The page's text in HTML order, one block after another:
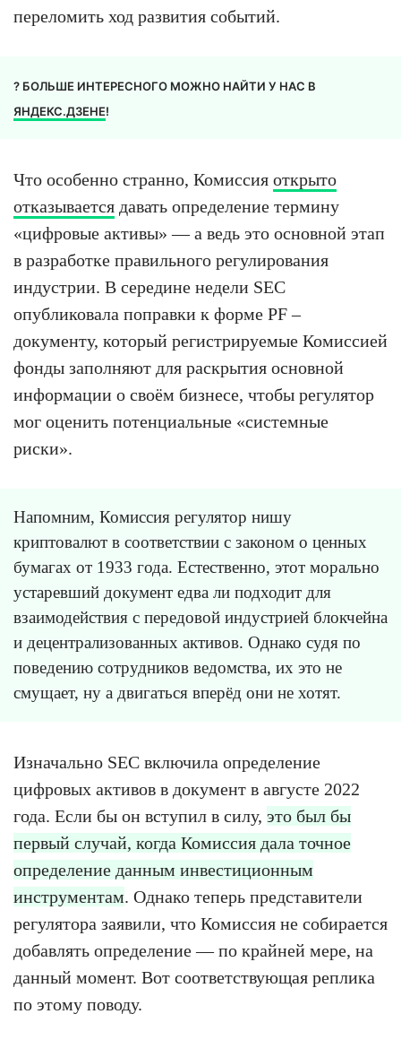
переломить ход развития событий.
? БОЛЬШЕ ИНТЕРЕСНОГО МОЖНО НАЙТИ У НАС В
ЯНДЕКС.ДЗЕНЕ!
Что особенно странно, Комиссия открыто
отказывается давать определение термину
«цифровые активы» — а ведь это основной этап
в разработке правильного регулирования
индустрии. В середине недели SEC
опубликовала поправки к форме PF –
документу, который регистрируемые Комиссией
фонды заполняют для раскрытия основной
информации о своём бизнесе, чтобы регулятор
мог оценить потенциальные «системные
риски».
Напомним, Комиссия регулятор нишу
криптовалют в соответствии с законом о ценных
бумагах от 1933 года. Естественно, этот морально
устаревший документ едва ли подходит для
взаимодействия с передовой индустрией блокчейна
и децентрализованных активов. Однако судя по
поведению сотрудников ведомства, их это не
смущает, ну а двигаться вперёд они не хотят.
Изначально SEC включила определение
цифровых активов в документ в августе 2022
года. Если бы он вступил в силу, это был бы
первый случай, когда Комиссия дала точное
определение данным инвестиционным
инструментам. Однако теперь представители
регулятора заявили, что Комиссия не собирается
добавлять определение — по крайней мере, на
данный момент. Вот соответствующая реплика
по этому поводу.